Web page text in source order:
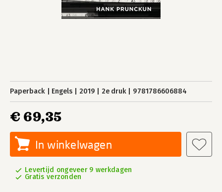
Paperback Engels 2019 2e druk 9781786606884
€ 69,35
In winkelwagen
Levertijd ongeveer 9 werkdagen
Gratis verzonden